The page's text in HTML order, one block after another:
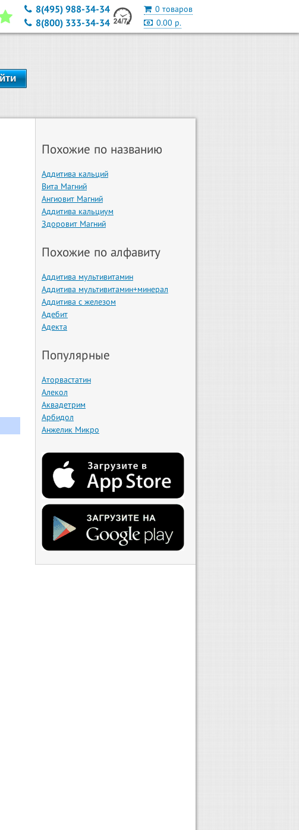
0 товаров
0.00 р.
8(495) 988-34-34
8(800) 333-34-34
Похожие по названию
Аддитива кальций
Вита Магний
Ангиовит Магний
Аддитива кальциум
Здоровит Магний
Похожие по алфавиту
Аддитива мультивитамин
Аддитива мультивитамин+минерал
Аддитива с железом
Адебит
Адекта
Популярные
Аторвастатин
Алекол
Аквадетрим
Арбидол
Анжелик Микро